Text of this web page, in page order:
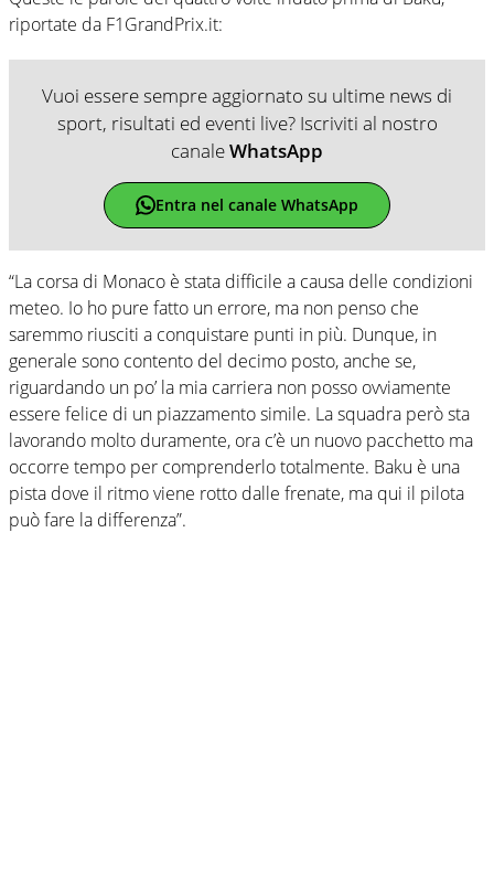
riportate da F1GrandPrix.it:
Vuoi essere sempre aggiornato su ultime news di
sport, risultati ed eventi live? Iscriviti al nostro
canaleWhatsApp
Entra nel canale WhatsApp
“La corsa di Monaco è stata difficile a causa delle condizioni
meteo. Io ho pure fatto un errore, ma non penso che
saremmo riusciti a conquistare punti in più. Dunque, in
generale sono contento del decimo posto, anche se,
riguardando un po’ la mia carriera non posso ovviamente
essere felice di un piazzamento simile. La squadra però sta
lavorando molto duramente, ora c’è un nuovo pacchetto ma
occorre tempo per comprenderlo totalmente. Baku è una
pista dove il ritmo viene rotto dalle frenate, ma qui il pilota
può fare la differenza”.